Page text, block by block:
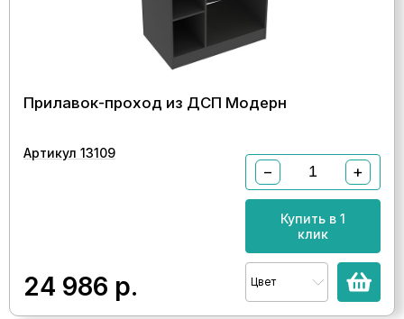
Прилавок-проход из ДСП Модерн
Артикул 13109
24 986 р.
− +
Купить в 1
клик
Цвет